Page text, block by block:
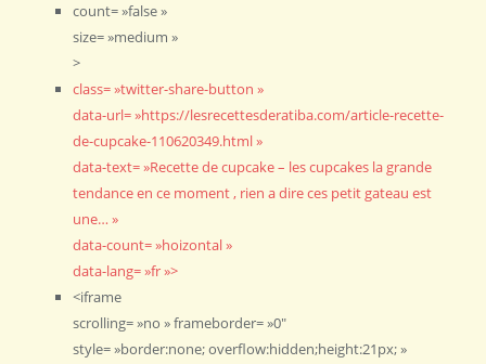
count= »false »
size= »medium »
>
class= »twitter-share-button »
data-url= »https://lesrecettesderatiba.com/article-recette-
de-cupcake-110620349.html »
data-text= »Recette de cupcake – les cupcakes la grande
tendance en ce moment , rien a dire ces petit gateau est
une… »
data-count= »hoizontal »
data-lang= »fr »>
<iframe
scrolling= »no » frameborder= »0″
style= »border:none; overflow:hidden;height:21px; »